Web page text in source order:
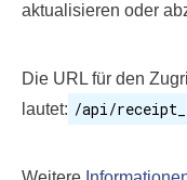
aktualisieren oder
Die URL für den
lautet: /api/